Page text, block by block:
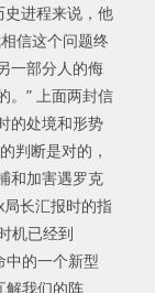
史进程来说，他
信这个问题终
一部分人的侮
。” 上面两封信
的处境和形势
判断是对的，
和加害遇罗克
长汇报时的指
机已经到
中的一个新型
解我们的阵